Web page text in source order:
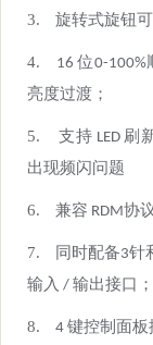
3. 旋转式旋钮
4. 16 位0-100%
亮度过渡；
5.
支持 LED 刷
出现频闪问题
6. 兼容 RDM协
7. 同时配备3针
输入 / 输出接口；
8. 4 键控制面板